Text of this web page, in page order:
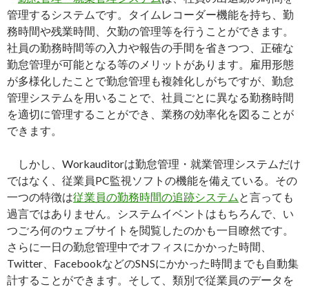
管理するシステムです。タイムレコーダー機能を持ち、勤
務時間や残業時間、欠勤の管理等を行うことができます。
社員の勤務時間等の入力や報告の手間を省きつつ、正確な
勤怠管理が可能となる等のメリットがあります。雇用形態
が多様化したことで勤怠管理も複雑化しがちですが、勤怠
管理システムを用いることで、社員ごとに異なる勤務時間
を適切に管理することができ、業務の効率化を図ることが
できます。
しかし、Workauditorは勤怠管理・就業管理システムだけ
ではなく、従業員PC監視ソフトの機能を備えている。その
一つの特徴は従業員の勤務時間の追跡システム と言っても
過言ではありません。システムイベントはもちろんで、い
つごろ何のウェブサイトを閲覧したのかも一目瞭然です。
さらに一日の勤怠管理中でオフィスにかかった時間、
Twitter、FacebookなどのSNSにかかった時間までも自動集
計することができます。そして、類別で従業員のデータを